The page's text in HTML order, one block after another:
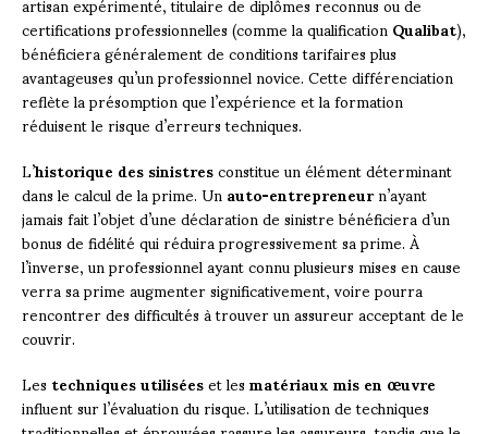
certifications professionnelles (comme la qualificationQualibat),
bénéficiera généralement de conditions tarifaires plus
avantageuses qu’un professionnel novice. Cette différenciation
reflète la présomption que l’expérience et la formation
réduisent le risque d’erreurs techniques.
L’historique des sinistresconstitue un élément déterminant
dans le calcul de la prime. Unauto-entrepreneurn’ayant
jamais fait l’objet d’une déclaration de sinistre bénéficiera d’un
bonus de fidélité qui réduira progressivement sa prime. À
l’inverse, un professionnel ayant connu plusieurs mises en cause
verra sa prime augmenter significativement, voire pourra
rencontrer des difficultés à trouver un assureur acceptant de le
couvrir.
Lestechniques utiliséeset lesmatériaux mis en œuvre
influent sur l’évaluation du risque. L’utilisation de techniques